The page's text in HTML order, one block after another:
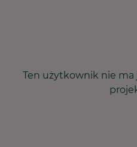
Ten użytkownik nie ma